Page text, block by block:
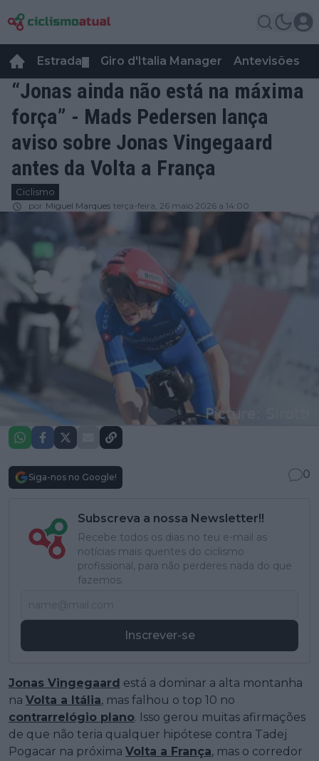
Estrada Giro d'Italia Manager Antevisões
“Jonas ainda não está na máxima
força” - Mads Pedersen lança
aviso sobre Jonas Vingegaard
antes da Volta a França
Ciclismo
por Miguel Marques terça-feira, 26 maio 2026 a 14:00
Siga-nos no Google! 0
Subscreva a nossa Newsletter!!
Recebe todos os dias no teu e-mail as
notícias mais quentes do ciclismo
profissional, para não perderes nada do que
fazemos.
Inscrever-se
Jonas Vingegaard está a dominar a alta montanha
na Volta a Itália, mas falhou o top 10 no
contrarrelógio plano. Isso gerou muitas afirmações
de que não teria qualquer hipótese contra Tadej
Pogacar na próxima Volta a França, mas o corredor